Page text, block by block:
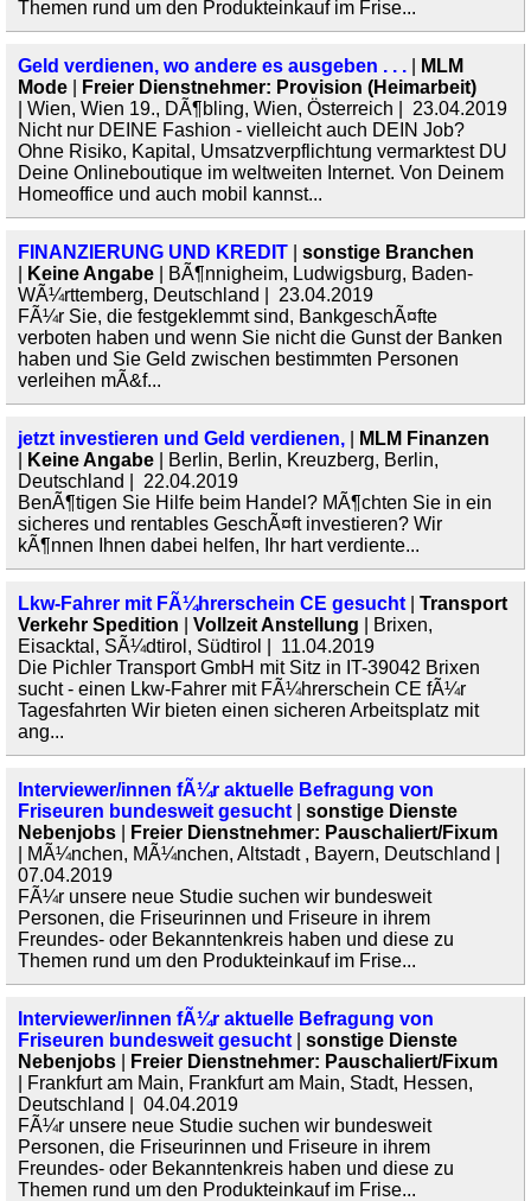
Themen rund um den Produkteinkauf im Frise...
Geld verdienen, wo andere es ausgeben . . .
MLM
Mode
Freier Dienstnehmer: Provision (Heimarbeit)
| Wien, Wien 19., DÃ¶bling, Wien, Österreich | 23.04.2019
Nicht nur DEINE Fashion - vielleicht auch DEIN Job?
Ohne Risiko, Kapital, Umsatzverpflichtung vermarktest DU
Deine Onlineboutique im weltweiten Internet. Von Deinem
Homeoffice und auch mobil kannst...
FINANZIERUNG UND KREDIT
sonstige Branchen
Keine Angabe | BÃ¶nnigheim, Ludwigsburg, Baden-
WÃ¼rttemberg, Deutschland | 23.04.2019
FÃ¼r Sie, die festgeklemmt sind, BankgeschÃ¤fte
verboten haben und wenn Sie nicht die Gunst der Banken
haben und Sie Geld zwischen bestimmten Personen
verleihen mÃ&f...
jetzt investieren und Geld verdienen,
MLM Finanzen
Keine Angabe | Berlin, Berlin, Kreuzberg, Berlin,
Deutschland | 22.04.2019
BenÃ¶tigen Sie Hilfe beim Handel? MÃ¶chten Sie in ein
sicheres und rentables GeschÃ¤ft investieren? Wir
kÃ¶nnen Ihnen dabei helfen, Ihr hart verdiente...
Lkw-Fahrer mit FÃ¼hrerschein CE gesucht
Transport
Verkehr Spedition
Vollzeit Anstellung | Brixen,
Eisacktal, SÃ¼dtirol, Südtirol | 11.04.2019
Die Pichler Transport GmbH mit Sitz in IT-39042 Brixen
sucht - einen Lkw-Fahrer mit FÃ¼hrerschein CE fÃ¼r
Tagesfahrten Wir bieten einen sicheren Arbeitsplatz mit
ang...
Interviewer/innen fÃ¼r aktuelle Befragung von
Friseuren bundesweit gesucht
sonstige Dienste
Nebenjobs
Freier Dienstnehmer: Pauschaliert/Fixum
| MÃ¼nchen, MÃ¼nchen, Altstadt , Bayern, Deutschland |
07.04.2019
FÃ¼r unsere neue Studie suchen wir bundesweit
Personen, die Friseurinnen und Friseure in ihrem
Freundes- oder Bekanntenkreis haben und diese zu
Themen rund um den Produkteinkauf im Frise...
Interviewer/innen fÃ¼r aktuelle Befragung von
Friseuren bundesweit gesucht
sonstige Dienste
Nebenjobs
Freier Dienstnehmer: Pauschaliert/Fixum
| Frankfurt am Main, Frankfurt am Main, Stadt, Hessen,
Deutschland | 04.04.2019
FÃ¼r unsere neue Studie suchen wir bundesweit
Personen, die Friseurinnen und Friseure in ihrem
Freundes- oder Bekanntenkreis haben und diese zu
Themen rund um den Produkteinkauf im Frise...